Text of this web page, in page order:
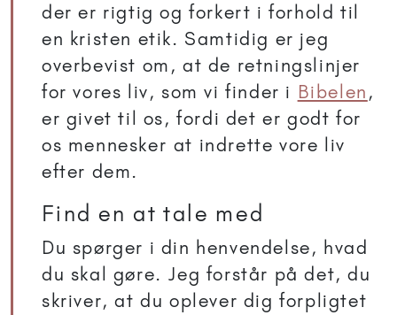
der er rigtig og forkert i forhold til
en kristen etik. Samtidig er jeg
overbevist om, at de retningslinjer
for vores liv, som vi finder i Bibelen ,
er givet til os, fordi det er godt for
os mennesker at indrette vore liv
efter dem.
Find en at tale med
Du spørger i din henvendelse, hvad
du skal gøre. Jeg forstår på det, du
skriver, at du oplever dig forpligtet